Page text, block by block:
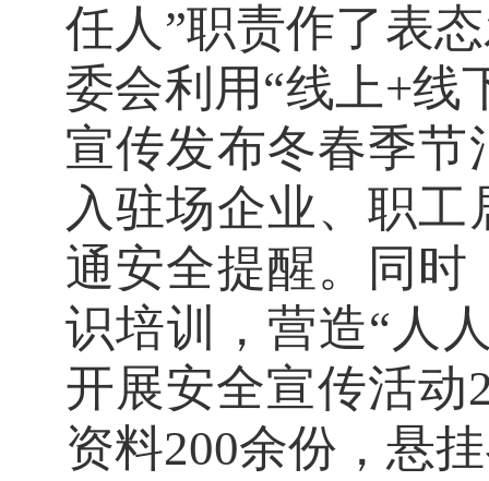
任人 ”职责作了表
委会利用 “线上+线
宣传发布冬春季
入驻场企业、职
通安全提醒。同
识培训，营造“ 人
开展安全宣传活动
资料200余份，悬